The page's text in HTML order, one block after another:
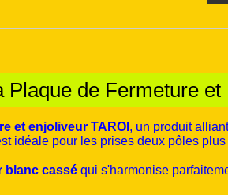
Plaque de Fermeture et
et enjoliveur TAROI , un produit
idéale pour les prises deux pôles plus
blanc cassé qui s'harmonise